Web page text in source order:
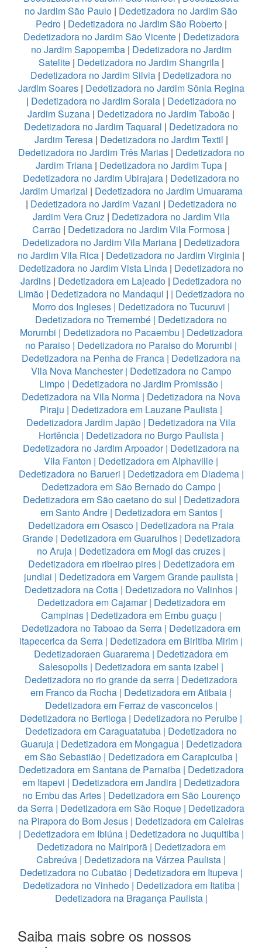
no Jardim São Paulo | Dedetizadora no Jardim São
Pedro| Dedetizadora no Jardim São Roberto|
Dedetizadora no Jardim São Vicente| Dedetizadora
no Jardim Sapopemba| Dedetizadora no Jardim
Satelite| Dedetizadora no Jardim Shangrila|
Dedetizadora no Jardim Silvia | Dedetizadora no
Jardim Soares| Dedetizadora no Jardim Sônia Regina
| Dedetizadora no Jardim Soraia| Dedetizadora no
Jardim Suzana | Dedetizadora no Jardim Taboão |
Dedetizadora no Jardim Taquaral | Dedetizadora no
Jardim Teresa| Dedetizadora no Jardim Textil |
Dedetizadora no Jardim Três Marias| Dedetizadora no
Jardim Triana| Dedetizadora no Jardim Tupa|
Dedetizadora no Jardim Ubirajara | Dedetizadora no
Jardim Umarizal | Dedetizadora no Jardim Umuarama
| Dedetizadora no Jardim Vazani | Dedetizadora no
Jardim Vera Cruz| Dedetizadora no Jardim Vila
Carrão | Dedetizadora no Jardim Vila Formosa |
Dedetizadora no Jardim Vila Mariana | Dedetizadora
no Jardim Vila Rica | Dedetizadora no Jardim Virginia |
Dedetizadora no Jardim Vista Linda | Dedetizadora no
Jardins | Dedetizadora em Lajeado | Dedetizadora no
Limão| Dedetizadora no Mandaqui | | Dedetizadora no
Morro dos Ingleses | Dedetizadora no Tucuruvi |
Dedetizadora no Tremembé | Dedetizadora no
Morumbi | Dedetizadora no Pacaembu | Dedetizadora
no Paraiso | Dedetizadora no Paraiso do Morumbi |
Dedetizadora na Penha de Franca | Dedetizadora na
Vila Nova Manchester| Dedetizadora no Campo
Limpo | Dedetizadora no Jardim Promissão |
Dedetizadora na Vila Norma | Dedetizadora na Nova
Piraju | Dedetizadora em Lauzane Paulista |
Dedetizadora Jardim Japão | Dedetizadora na Vila
Hortência | Dedetizadora no Burgo Paulista |
Dedetizadora no Jardim Arpoador| Dedetizadora na
Vila Fanton | Dedetizadora em Alphaville |
Dedetizadora no Barueri | Dedetizadora em Diadema|
Dedetizadora em São Bernado do Campo |
Dedetizadora em São caetano do sul | Dedetizadora
em Santo Andre| Dedetizadora em Santos|
Dedetizadora em Osasco | Dedetizadora na Praia
Grande| Dedetizadora em Guarulhos| Dedetizadora
no Aruja | Dedetizadora em Mogi das cruzes |
Dedetizadora em ribeirao pires| Dedetizadora em
jundiai | Dedetizadora em Vargem Grande paulista |
Dedetizadora na Cotia | Dedetizadora no Valinhos |
Dedetizadora em Cajamar| Dedetizadora em
Campinas| Dedetizadora em Embu guaçu |
Dedetizadora no Taboao da Serra | Dedetizadora em
itapecerica da Serra | Dedetizadora em Biritiba Mirim |
Dedetizadoraen Guararema | Dedetizadora em
Salesopolis | Dedetizadora em santa izabel |
Dedetizadora no rio grande da serra | Dedetizadora
em Franco da Rocha | Dedetizadora em Atibaia |
Dedetizadora em Ferraz de vasconcelos|
Dedetizadora no Bertioga | Dedetizadora no Peruibe |
Dedetizadora em Caraguatatuba | Dedetizadora no
Guaruja| Dedetizadora em Mongagua| Dedetizadora
em São Sebastião | Dedetizadora em Carapicuiba |
Dedetizadora em Santana de Parnaiba| Dedetizadora
em Itapevi | Dedetizadora em Jandira | Dedetizadora
no Embu das Artes| Dedetizadora em São Lourenço
da Serra | Dedetizadora em São Roque | Dedetizadora
na Pirapora do Bom Jesus | Dedetizadora em Caieiras
| Dedetizadora em Ibiúna| Dedetizadora no Juquitiba|
Dedetizadora no Mairiporã| Dedetizadora em
Cabreúva | Dedetizadora na Várzea Paulista |
Dedetizadora no Cubatão| Dedetizadora em Itupeva|
Dedetizadora no Vinhedo| Dedetizadora em Itatiba|
Dedetizadora na Bragança Paulista|
Saiba mais sobre os nossos